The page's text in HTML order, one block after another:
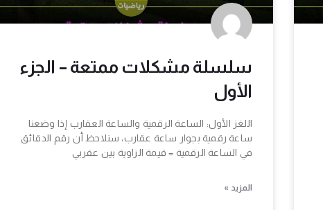
سلسلة مشكلات ممتعة – الجزء
الأول
اللغز الأول: الساعة الرقمية والساعة العقارب إذا وضعنا
ساعة رقمية بجوار ساعة عقارب، سنلاحظ أن رقم الدقائق
في الساعة الرقمية = قيمة الزاوية بين عقربي
المزيد »